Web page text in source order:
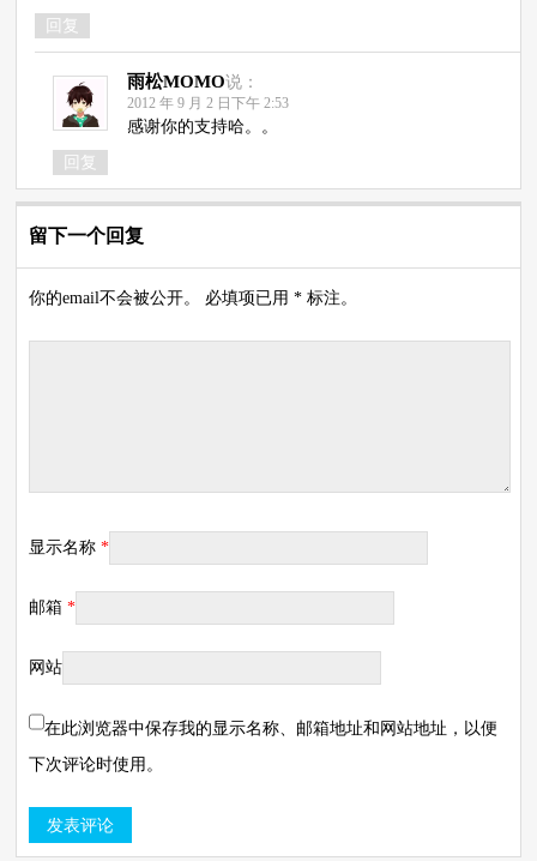
回复
雨松MOMO说：
2012 年 9 月 2 日下午 2:53
感谢你的支持哈。。
回复
留下一个回复
你的email不会被公开。 必填项已用 * 标注。
显示名称*
邮箱*
网站
在此浏览器中保存我的显示名称、邮箱地址和网站地址，以便
下次评论时使用。